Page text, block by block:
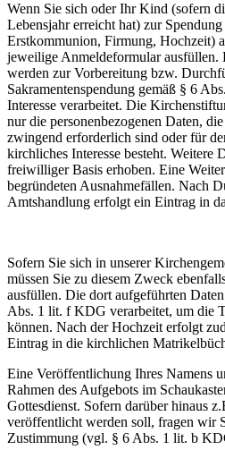
Wenn Sie sich oder Ihr Kind (sofern
Lebensjahr erreicht hat) zur
Erstkommunion, Firmung, Hochzeit)
jeweilige Anmeldeformular ausfüllen.
werden zur Vorbereitung bzw.
Sakramentenspendung gemäß § 6
Interesse verarbeitet. Die
nur die personenbezogenen Daten,
zwingend erforderlich sind oder für
kirchliches Interesse besteht. Weitere
freiwilliger Basis erhoben. Eine
begründeten Ausnahmefällen. Nach
Amtshandlung erfolgt ein Eintrag in
Sofern Sie sich in unserer
müssen Sie zu diesem Zweck
ausfüllen. Die dort aufgeführten
Abs. 1 lit. f KDG verarbeitet, um die
können. Nach der Hochzeit erfolgt
Eintrag in die kirchlichen
Eine Veröffentlichung Ihres Namens
Rahmen des Aufgebots im
Gottesdienst. Sofern darüber hinaus
veröffentlicht werden soll, fragen wir
Zustimmung (vgl. § 6 Abs. 1 lit. b